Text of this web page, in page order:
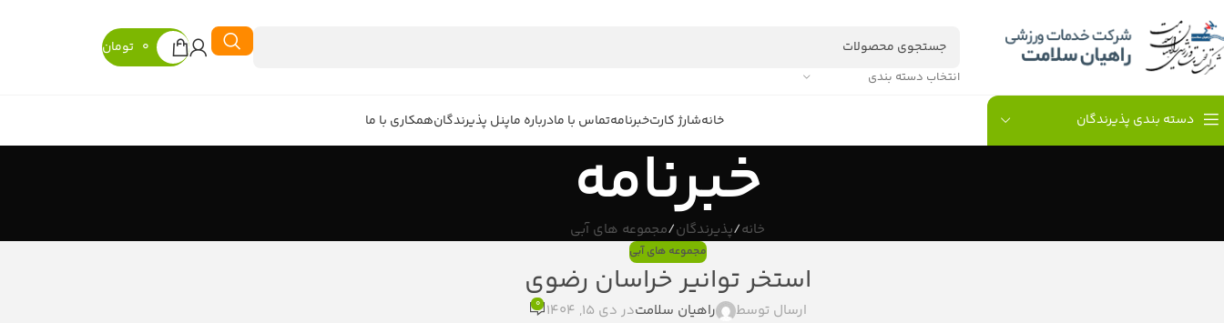
انتخاب دسته بندی
0 تومان
دسته بندی پذیرندگان خانهشارژ کارتخبرنامهتماس با مادرباره ماپنل پذیرندگانهمکاری با ما
خبرنامه
خانه پذیرندگان مجموعه های آبی
مجموعه های آبی
استخر توانیر خراسان رضوی
ارسال توسط راهیان سلامتدر دی 15, 1404 0